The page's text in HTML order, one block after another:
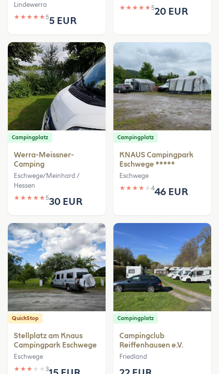
Lindewerra
★ ★ ★ ★ ★55 EUR
★ ★ ★ ★ ★520 EUR
Campingplatz
Werra-Meissner-
Camping
Eschwege/Meinhard /
Hessen
★ ★ ★ ★ ★530 EUR
Campingplatz
KNAUS Campingpark
Eschwege *****
Eschwege
★ ★ ★ ★ ★ 446 EUR
QuickStop
Stellplatz am Knaus
Campingpark Eschwege
Eschwege
★ ★ ★ ★ ★ 3
Campingplatz
Campingclub
Reiffenhausen e.V.
Friedland